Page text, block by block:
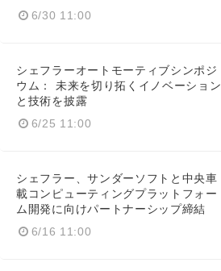
6/30 11:00
シェフラーオートモーティブシンポジ
ウム： 未来を切り拓くイノベーション
と技術を披露
6/25 11:00
シェフラー、サンダーソフトと中央車
載コンピューティングプラットフォー
ム開発に向けパートナーシップ締結
6/16 11:00